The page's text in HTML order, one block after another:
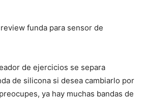
de ejercicios se separa
de silicona si desea cambiarlo por
ya hay muchas bandas de